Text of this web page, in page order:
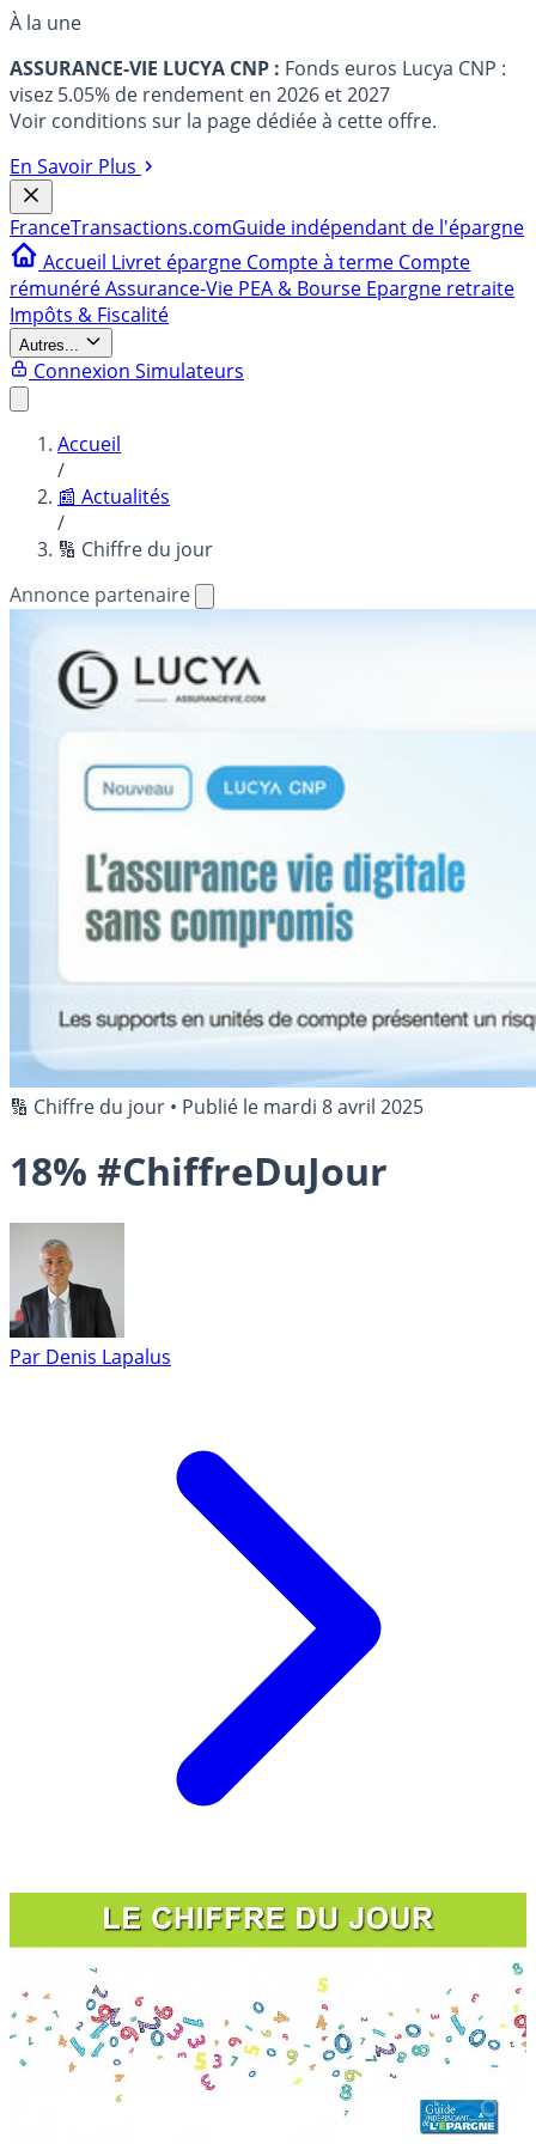
À la une
ASSURANCE-VIE LUCYA CNP : Fonds euros Lucya CNP :
visez 5.05% de rendement en 2026 et 2027
Voir conditions sur la page dédiée à cette offre.
En Savoir Plus
FranceTransactions.comGuide indépendant de l'épargne
Accueil Livret épargne Compte à terme Compte
rémunéréAssurance-Vie PEA & Bourse Epargne retraite
Impôts & Fiscalité
Autres...
Connexion Simulateurs
Accueil
/
📰 Actualités
/
🔢 Chiffre du jour
Annonce partenaire
🔢 Chiffre du jour • Publié le mardi 8 avril 2025
18% #ChiffreDuJour
Par Denis Lapalus